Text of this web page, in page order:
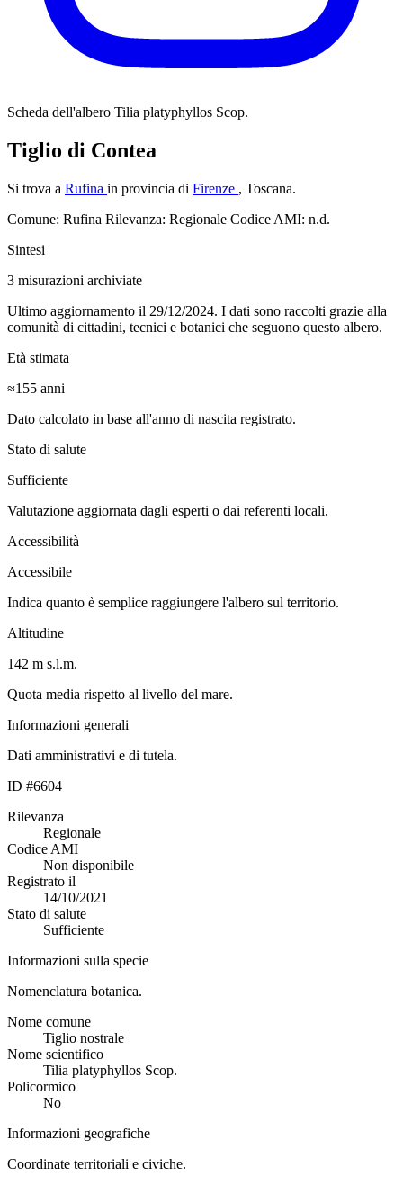
Scheda dell'albero Tilia platyphyllos Scop.
Tiglio di Contea
Si trova a Rufina in provincia di Firenze , Toscana.
Comune: Rufina Rilevanza: Regionale Codice AMI: n.d.
Sintesi
3 misurazioni archiviate
Ultimo aggiornamento il 29/12/2024. I dati sono raccolti grazie alla
comunità di cittadini, tecnici e botanici che seguono questo albero.
Età stimata
≈155 anni
Dato calcolato in base all'anno di nascita registrato.
Stato di salute
Sufficiente
Valutazione aggiornata dagli esperti o dai referenti locali.
Accessibilità
Accessibile
Indica quanto è semplice raggiungere l'albero sul territorio.
Altitudine
142 m s.l.m.
Quota media rispetto al livello del mare.
Informazioni generali
Dati amministrativi e di tutela.
ID #6604
Rilevanza
Regionale
Codice AMI
Non disponibile
Registrato il
14/10/2021
Stato di salute
Sufficiente
Informazioni sulla specie
Nomenclatura botanica.
Nome comune
Tiglio nostrale
Nome scientifico
Tilia platyphyllos Scop.
Policormico
No
Informazioni geografiche
Coordinate territoriali e civiche.